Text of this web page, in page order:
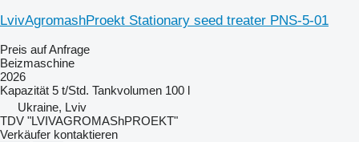
LvivAgromashProekt Stationary seed treater PNS-5-01
Preis auf Anfrage
Beizmaschine
2026
Kapazität 5 t/Std. Tankvolumen 100 l
Ukraine, Lviv
TDV "LVIVAGROMAShPROEKT"
Verkäufer kontaktieren